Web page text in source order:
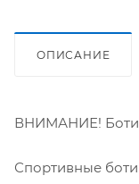
ОПИСАНИЕ
ВНИМАНИЕ!
Спортивные